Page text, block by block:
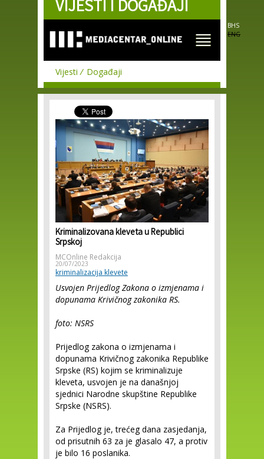
Skip to
main
VIJESTI I DOGAĐAJI
BHS
ENG
Vijesti Događaji
Kriminalizovana kleveta u Republici
Srpskoj
MCOnline Redakcija
20/07/2023
kriminalizacija klevete
Usvojen Prijedlog Zakona o izmjenama i
dopunama Krivičnog zakonika RS.
foto: NSRS
Prijedlog zakona o izmjenama i
dopunama Krivičnog zakonika Republike
Srpske (RS) kojim se kriminalizuje
kleveta, usvojen je na današnjoj
sjednici Narodne skupštine Republike
Srpske (NSRS).
Za Prijedlog je, trećeg dana zasjedanja,
od prisutnih 63 za je glasalo 47, a protiv
je bilo 16 poslanika.